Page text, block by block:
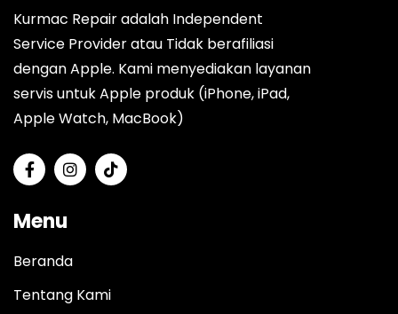
Kurmac Repair adalah Independent
Service Provider atau Tidak berafiliasi
dengan Apple. Kami menyediakan layanan
servis untuk Apple produk (iPhone, iPad,
Apple Watch, MacBook)
Menu
Beranda
Tentang Kami